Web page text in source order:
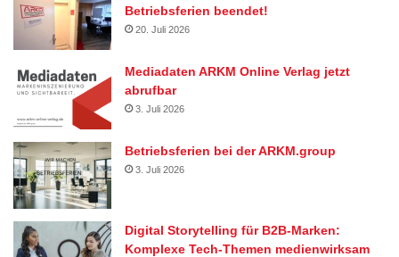
Betriebsferien beendet!
20. Juli 2026
Mediadaten ARKM Online Verlag jetzt
abrufbar
3. Juli 2026
Betriebsferien bei der ARKM.group
3. Juli 2026
Digital Storytelling für B2B-Marken:
Komplexe Tech-Themen medienwirksam